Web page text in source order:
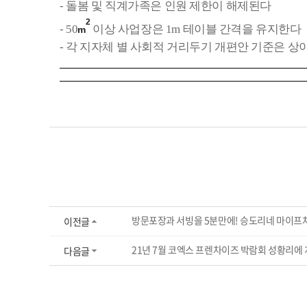
- 돌봄 및 직계가족은 인원 제한이 해제된다
- 50m
2
이상 사업장은 1m 테이블 간격을 유지한다
- 각 지자체 별 사회적 거리두기 개편안 기준은 상
이전글 방문포장과 서빙을 5분만에! 승도리네 마이프
다음글 21년 7월 코엑스 프렌차이즈 박람회 성황리에